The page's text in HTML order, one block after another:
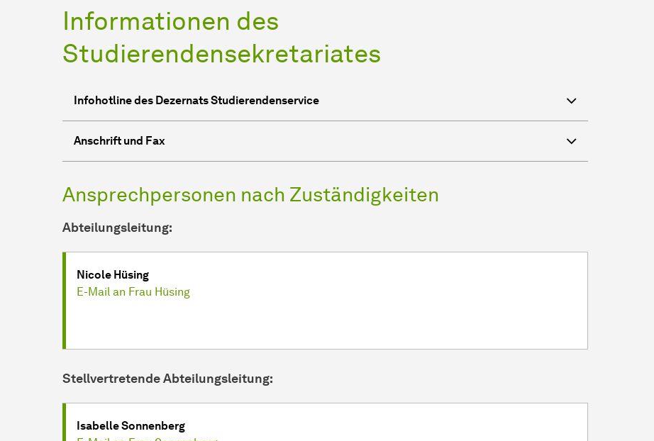
In­for­ma­ti­onen des
Studierendensekretariates
Infohotline des Dezernats Studierendenservice
Anschrift und Fax
Ansprechpersonen nach Zuständigkeiten
Abteilungsleitung:
Nicole Hüsing
E-Mail an Frau Hüsing
Stellvertretende Abteilungsleitung:
Isabelle Sonnenberg